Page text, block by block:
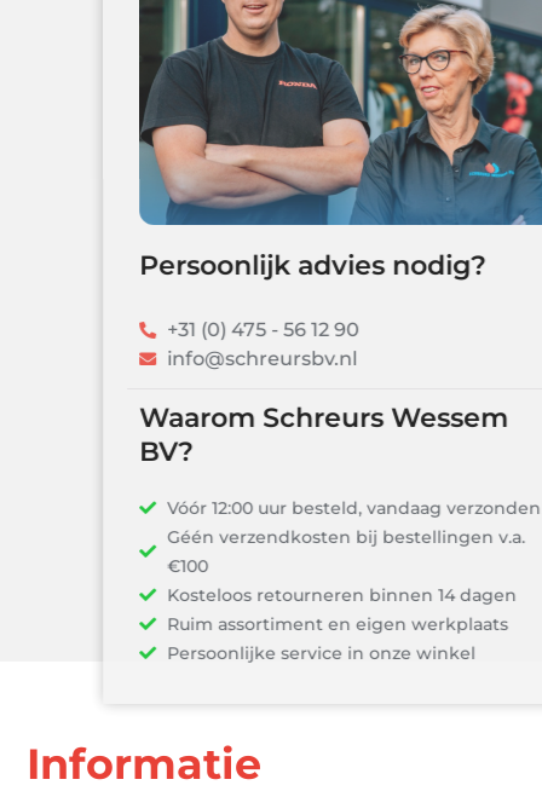
Persoonlijk advies nodig?
+31 (0) 475 - 56 12 90
info@schreursbv.nl
Waarom Schreurs Wessem
Vóór 12:00 uur besteld, vandaag verzonden!
Géén verzendkosten bij bestellingen v.a.
Kosteloos retourneren binnen 14 dagen
Ruim assortiment en eigen werkplaats
Persoonlijke service in onze winkel
Informatie